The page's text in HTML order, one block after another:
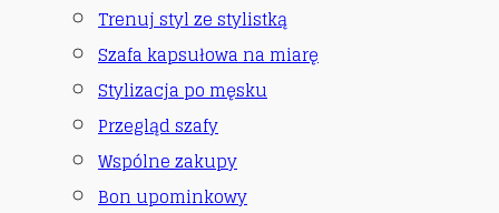
Trenuj styl ze stylistką
Szafa kapsułowa na miarę
Stylizacja po męsku
Przegląd szafy
Wspólne zakupy
Bon upominkowy